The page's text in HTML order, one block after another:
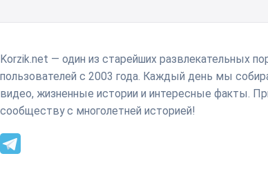
Korzik.net — один из старейших развлекательных
пользователей с 2003 года. Каждый день мы
видео, жизненные истории и интересные факты.
сообществу с многолетней историей!